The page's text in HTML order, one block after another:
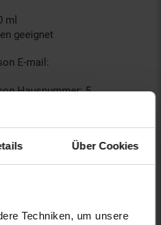
Über Cookies
Techniken, um unsere
ml
geeignet
E-mail:
Hausnummer: 5
Ort: Gelsenkirchen
PLZ: 45889